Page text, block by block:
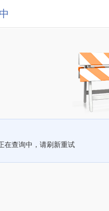
在查询中，请刷新重试